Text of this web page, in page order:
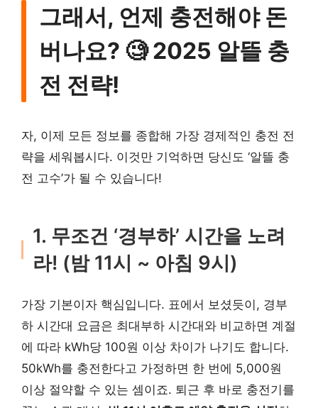
그래서, 언제 충전해야 돈
버나요? 🧐 2025 알뜰 충
전 전략!
자, 이제 모든 정보를 종합해 가장 경제적인 충전 전
략을 세워봅시다. 이것만 기억하면 당신도 ‘알뜰 충
전 고수’가 될 수 있습니다!
1. 무조건 ‘경부하’ 시간을 노려
라! (밤 11시 ~ 아침 9시)
가장 기본이자 핵심입니다. 표에서 보셨듯이, 경부
하 시간대 요금은 최대부하 시간대와 비교하면 계절
에 따라 kWh당 100원 이상 차이가 나기도 합니다.
50kWh를 충전한다고 가정하면 한 번에 5,000원
이상 절약할 수 있는 셈이죠. 퇴근 후 바로 충전기를